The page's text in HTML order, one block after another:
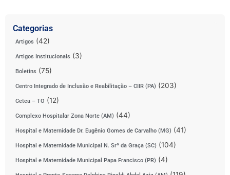
Categorias
Artigos (42)
Artigos Institucionais (3)
Boletins (75)
Centro Integrado de Inclusão e Reabilitação – CIIR (PA) (203)
Cetea – TO (12)
Complexo Hospitalar Zona Norte (AM) (44)
Hospital e Maternidade Dr. Eugênio Gomes de Carvalho (MG) (41)
Hospital e Maternidade Municipal N. Srª da Graça (SC) (104)
Hospital e Maternidade Municipal Papa Francisco (PR) (4)